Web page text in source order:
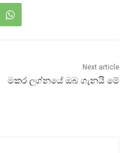
Next article
මකර ලග්නයේ ඔබ ගැනයි මේ